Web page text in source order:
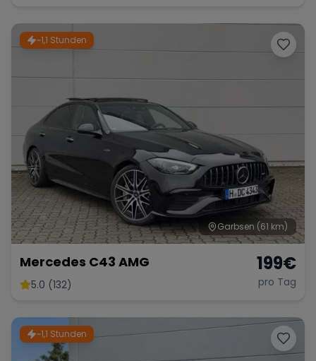
~1,1 Stunden
Garbsen (61 km)
Mercedes C43 AMG
5.0 (132)
199€
pro Tag
~1,1 Stunden